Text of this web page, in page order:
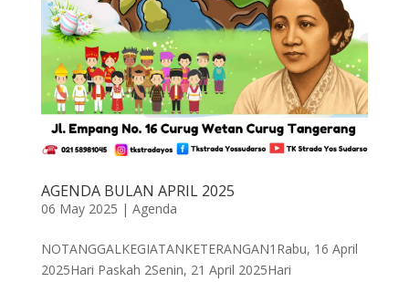
AGENDA BULAN APRIL 2025
06 May 2025 | Agenda
NOTANGGALKEGIATANKETERANGAN1Rabu, 16 April
2025Hari Paskah 2Senin, 21 April 2025Hari